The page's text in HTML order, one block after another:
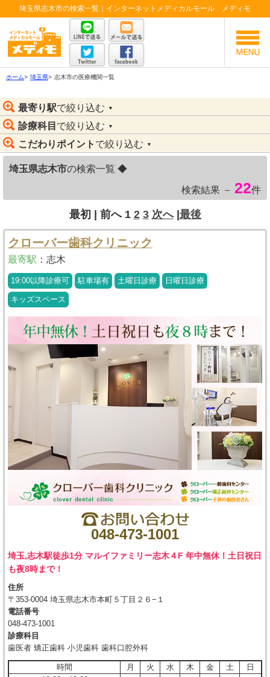
埼玉県志木市の検索一覧｜インターネットメディカルモール メディモ
ホーム> 埼玉県> 志木市の医療機関一覧
最寄り駅で絞り込む ▼
診療科目 で絞り込む ▼
こだわりポイント で絞り込む ▼
埼玉県志木市の検索一覧 ◆
検索結果 － 22件
最初 | 前へ 1 2 3 次へ|最後
クローバー歯科クリニック
最寄駅 ： 志木
19:00以降診療可 駐車場有 土曜日診療 日曜日診療
キッズスペース
048-473-1001
埼玉,志木駅徒歩1分 マルイファミリー志木４F 年中無休！土日祝日
も夜8時まで！
住所
〒353-0004 埼玉県志木市本町５丁目２６−１
電話番号
048-473-1001
診療科目
歯医者 矯正歯科 小児歯科 歯科口腔外科
時間 月 火 水 木 金 土
日